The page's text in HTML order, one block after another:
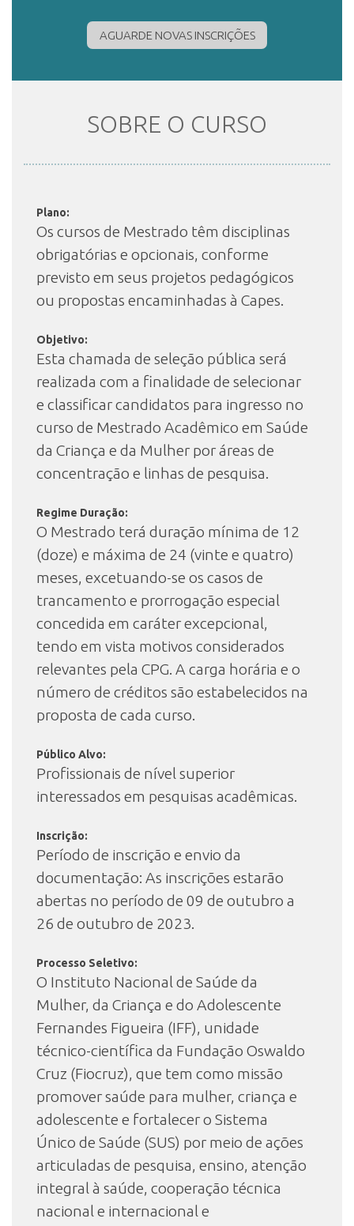
DOCUMENTOS
INSCRIÇÃO E SELEÇÃO
CONTATO
AGUARDE NOVAS INSCRIÇÕES
SOBRE O CURSO
Plano:
Os cursos de Mestrado têm disciplinas
obrigatórias e opcionais, conforme
previsto em seus projetos pedagógicos
ou propostas encaminhadas à Capes.
Objetivo:
Esta chamada de seleção pública será
realizada com a finalidade de selecionar
e classificar candidatos para ingresso no
curso de Mestrado Acadêmico em Saúde
da Criança e da Mulher por áreas de
concentração e linhas de pesquisa.
Regime Duração:
O Mestrado terá duração mínima de 12
(doze) e máxima de 24 (vinte e quatro)
meses, excetuando-se os casos de
trancamento e prorrogação especial
concedida em caráter excepcional,
tendo em vista motivos considerados
relevantes pela CPG. A carga horária e o
número de créditos são estabelecidos na
proposta de cada curso.
Público Alvo:
Profissionais de nível superior
interessados em pesquisas acadêmicas.
Inscrição:
Período de inscrição e envio da
documentação: As inscrições estarão
abertas no período de 09 de outubro a
26 de outubro de 2023.
Processo Seletivo:
O Instituto Nacional de Saúde da
Mulher, da Criança e do Adolescente
Fernandes Figueira (IFF), unidade
técnico-científica da Fundação Oswaldo
Cruz (Fiocruz), que tem como missão
promover saúde para mulher, criança e
adolescente e fortalecer o Sistema
Único de Saúde (SUS) por meio de ações
articuladas de pesquisa, ensino, atenção
integral à saúde, cooperação técnica
nacional e internacional e